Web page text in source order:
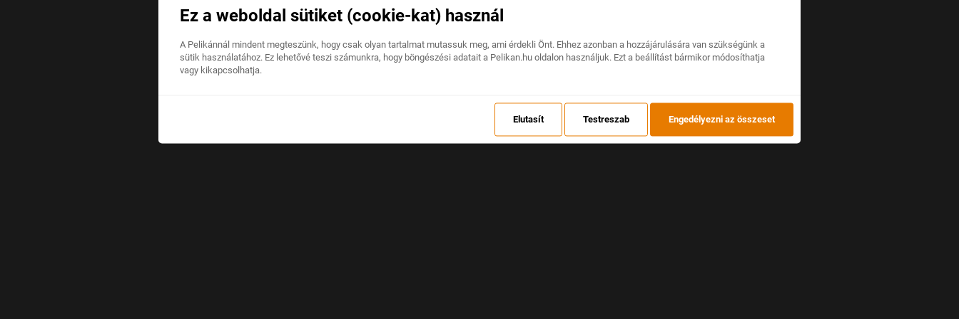
A weboldalon váratlan hiba történt.
Ez a weboldal sütiket (cookie-kat) használ
A Pelikánnál mindent megteszünk, hogy csak olyan tartalmat mutassuk meg, ami érdekli Önt. Ehhez azonban a hozzájárulására van szükségünk a
sütik használatához. Ez lehetővé teszi számunkra, hogy böngészési adatait a Pelikan.hu oldalon használjuk. Ezt a beállítást bármikor módosíthatja
vagy kikapcsolhatja.
Elutasít Testreszab Engedélyezni az összeset